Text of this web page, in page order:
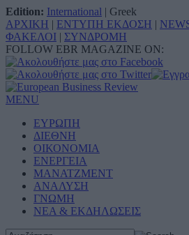
Edition: International | Greek
ΑΡΧΙΚΗ | ΕΝΤΥΠΗ ΕΚΔΟΣΗ |
ΦΑΚΕΛΟΙ | ΣΥΝΔΡΟΜΗ
FOLLOW EBR MAGAZINE ON:
MENU
ΕΥΡΩΠΗ
ΔΙΕΘΝΗ
ΟΙΚΟΝΟΜΙΑ
ΕΝΕΡΓΕΙΑ
ΜΑΝΑΤΖΜΕΝΤ
ΑΝΑΛΥΣΗ
ΓΝΩΜΗ
ΝΕΑ & ΕΚΔΗΛΩΣΕΙΣ